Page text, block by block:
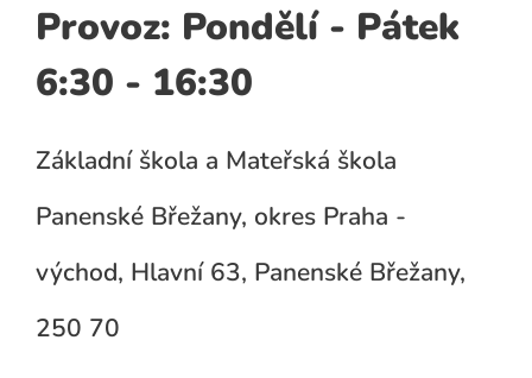
Provoz: Pondělí - Pátek
6:30 - 16:30
Základní škola a Mateřská škola
Panenské Břežany, okres Praha -
východ, Hlavní 63, Panenské Břežany,
250 70